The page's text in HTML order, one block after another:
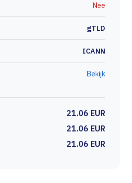
Nee
gTLD
ICANN
Bekijk
21.06 EUR
21.06 EUR
21.06 EUR